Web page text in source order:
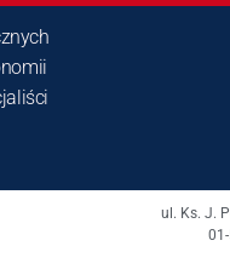
ul. Ks. J.